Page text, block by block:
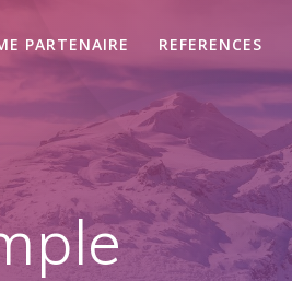
PARTENAIRE REFERENCES